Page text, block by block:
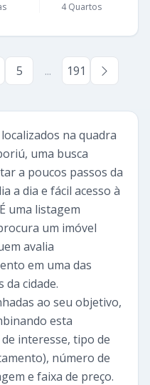
4 Quartos
5 ... 191
na quadra
uma busca
a poucos passos da
a dia e fácil acesso à
uma listagem
um imóvel
avalia
em uma das
da cidade.
ao seu objetivo,
esta
interesse, tipo de
número de
e faixa de preço.